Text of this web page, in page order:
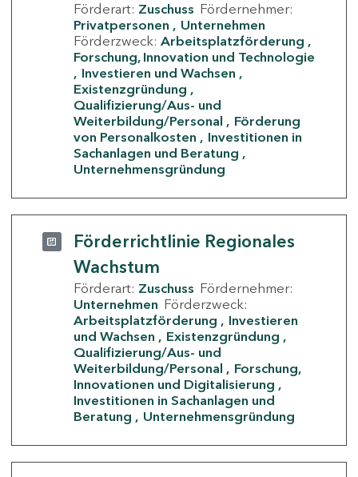
Förderart: Zuschuss Fördernehmer:
Privatpersonen
Unternehmen
Förderzweck: Arbeitsplatzförderung
Forschung, Innovation und Technologie
Investieren und Wachsen
Existenzgründung
Qualifizierung/Aus- und
Weiterbildung/Personal
Förderung
von Personalkosten
Investitionen in
Sachanlagen und Beratung
Unternehmensgründung
Förderrichtlinie Regionales
Wachstum
Förderart: Zuschuss Fördernehmer:
Unternehmen Förderzweck:
Arbeitsplatzförderung
Investieren
und Wachsen
Existenzgründung
Qualifizierung/Aus- und
Weiterbildung/Personal
Forschung,
Innovationen und Digitalisierung
Investitionen in Sachanlagen und
Beratung
Unternehmensgründung